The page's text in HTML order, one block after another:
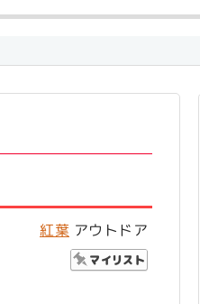
紅葉 アウトドア